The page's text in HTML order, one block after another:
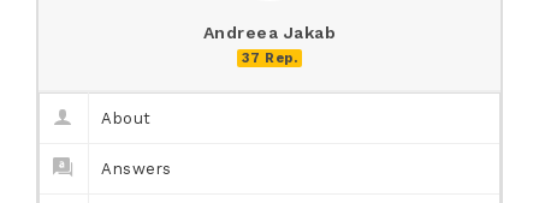
Andreea Jakab
37 Rep.
About
Answers